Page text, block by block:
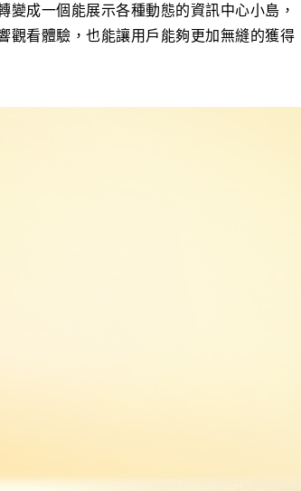
成一個能展示各種動態的資訊中心小島，
觀看體驗，也能讓用戶能夠更加無縫的獲得